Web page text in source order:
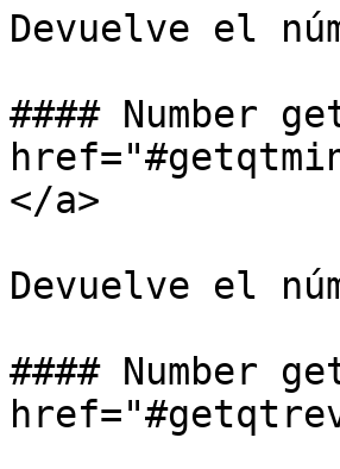
Devuelve el
#### Number
</a>
Devuelve el
#### Number